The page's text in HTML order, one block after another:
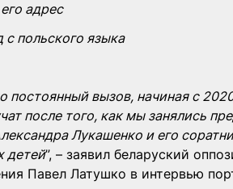
адрес
польского языка
постоянный вызов, начиная с
после того, как мы занялись
Лукашенко и его
детей”, – заявил беларуский
Павел Латушко в интервью